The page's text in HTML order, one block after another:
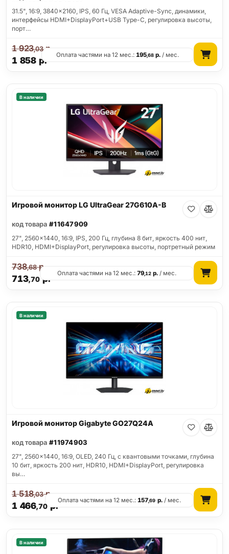
31.5", 16:9, 3840x2160, IPS, 60 Гц, VESA Adaptive-Sync, динамики,
интерфейсы HDMI+DisplayPort+USB Type-C, регулировка высоты,
порт…
1 858 р.
1 923,03р.
Оплата частями на 12 мес.:195,68 р. / мес.
В наличии
Игровой монитор LG UltraGear 27G610A-B
код товара #11647909
27", 2560x1440, 16:9, IPS, 200 Гц, глубина 8 бит, яркость 400 нит,
HDR10, HDMI+DisplayPort, регулировка высоты, портретный режим
713,70р.
738,68р.
Оплата частями на 12 мес.:79,12 р. / мес.
В наличии
Игровой монитор Gigabyte GO27Q24A
код товара #11974903
27", 2560x1440, 16:9, OLED, 240 Гц, c квантовыми точками, глубина
10 бит, яркость 200 нит, HDR10, HDMI+DisplayPort, регулировка
вы…
1 466,70 р.
1 518,03р.
Оплата частями на 12 мес.:157,69 р./ мес.
В наличии